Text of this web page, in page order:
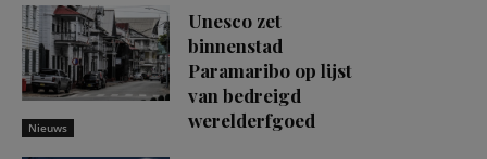
Nieuws
Unesco zet
binnenstad
Paramaribo op lijst
van bedreigd
werelderfgoed